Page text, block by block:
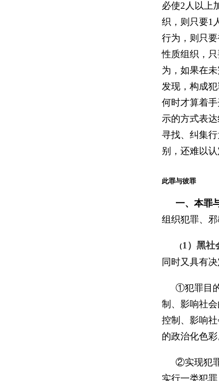
必使2人以上
织，则只要1
行为，则只
性质组织，
为，如果在
发现，构成
何时才算着
示的方式表
寻找、纠集
别，还难以
此罪与彼罪
一、本罪
组织犯罪、
（1）黑社
同时又具有
①犯罪目
制、影响社
控制、影响
的政治化色
②实现犯
实行一类犯